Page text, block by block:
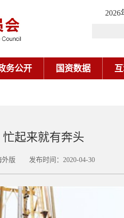
2026
务公开 国资数据
起来就有奔头
外版 发布时间：2020-04-30